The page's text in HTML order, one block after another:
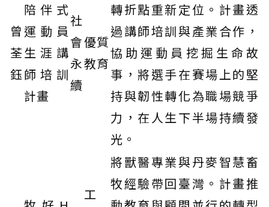
曾
荃
鈺
陪伴式
運動員
生涯講
師培訓
計畫
社
會
永
續
優質
教育
轉折點重新定位。計畫透
過講師培訓與產業合作，
協助運動員挖掘生命故
事，將選手在賽場上的堅
持與韌性轉化為職場競爭
力，在人生下半場持續發
光。
工
將獸醫專業與丹麥智慧畜
牧經驗帶回臺灣。計畫推